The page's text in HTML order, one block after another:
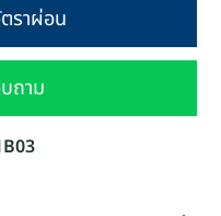
ราผ่อน
ถาม